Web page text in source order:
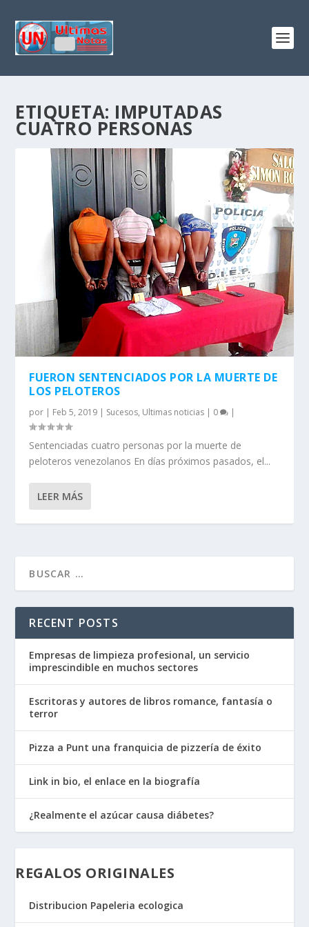
ETIQUETA: IMPUTADAS
CUATRO PERSONAS
FUERON SENTENCIADOS POR LA MUERTE DE
LOS PELOTEROS
por | Feb 5, 2019 | Sucesos, Ultimas noticias | 0 |
Sentenciadas cuatro personas por la muerte de
peloteros venezolanos En días próximos pasados, el...
LEER MÁS
RECENT POSTS
Empresas de limpieza profesional, un servicio
imprescindible en muchos sectores
Escritoras y autores de libros romance, fantasía o
terror
Pizza a Punt una franquicia de pizzería de éxito
Link in bio, el enlace en la biografía
¿Realmente el azúcar causa diábetes?
REGALOS ORIGINALES
Distribucion Papeleria ecologica